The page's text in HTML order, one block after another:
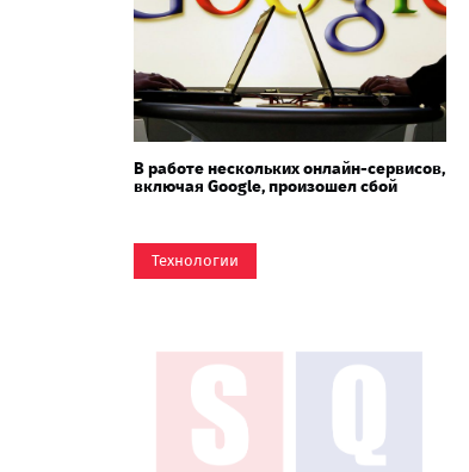
В работе нескольких онлайн-сервисов,
включая Google, произошел сбой
Технологии